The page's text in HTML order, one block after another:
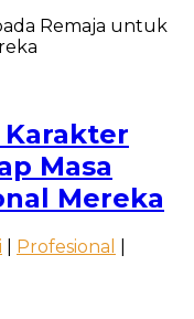
Masa
Mereka
Profesional